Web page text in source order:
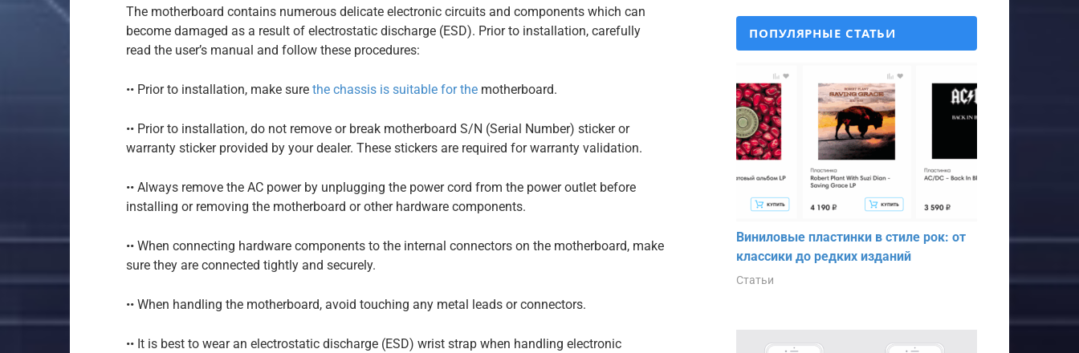
The motherboard contains numerous delicate electronic circuits and components which can
become damaged as a result of electrostatic discharge (ESD). Prior to installation, carefully
read the user’s manual and follow these procedures:
•• Prior to installation, make sure the chassis is suitable for the motherboard.
•• Prior to installation, do not remove or break motherboard S/N (Serial Number) sticker or
warranty sticker provided by your dealer. These stickers are required for warranty validation.
•• Always remove the AC power by unplugging the power cord from the power outlet before
installing or removing the motherboard or other hardware components.
•• When connecting hardware components to the internal connectors on the motherboard, make
sure they are connected tightly and securely.
•• When handling the motherboard, avoid touching any metal leads or connectors.
•• It is best to wear an electrostatic discharge (ESD) wrist strap when handling electronic
ПОПУЛЯРНЫЕ СТАТЬИ
Виниловые пластинки в стиле рок: от
классики до редких изданий
Статьи